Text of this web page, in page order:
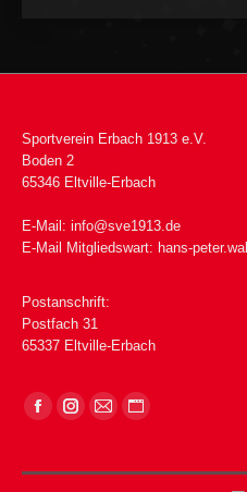
Sportverein Erbach 1913 e.V.
Boden 2
65346 Eltville-Erbach
E-Mail: info@sve1913.de
E-Mail Mitgliedswart: hans-
Postanschrift:
Postfach 31
65337 Eltville-Erbach
Finden Sie uns auf: